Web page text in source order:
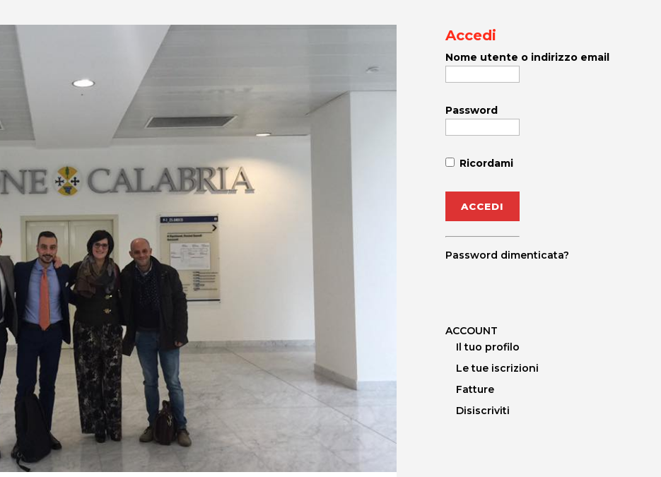
Accedi
Nome utente o indirizzo email
Password
Ricordami
Password dimenticata?
ACCOUNT
Il tuo profilo
Le tue iscrizioni
Fatture
Disiscriviti